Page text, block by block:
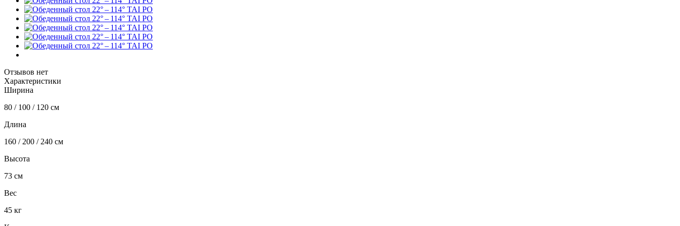
Отзывов нет
Характеристики
Ширина
80 / 100 / 120 см
Длина
160 / 200 / 240 см
Высота
73 см
Вес
45 кг